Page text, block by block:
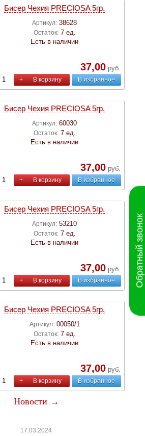
Бисер Чехия PRECIOSA 5гр.
Артикул: 38628
Остаток: 7 ед.
Есть в наличии
37,00руб.
+ В корзину В избранное
Бисер Чехия PRECIOSA 5гр.
Артикул: 60030
Остаток: 7 ед.
Есть в наличии
37,00руб.
+ В корзину В избранное
Бисер Чехия PRECIOSA 5гр.
Артикул: 53210
Остаток: 7 ед.
Есть в наличии
37,00руб.
+ В корзину В избранное
Бисер Чехия PRECIOSA 5гр.
Артикул: 00050/1
Остаток: 7 ед.
Есть в наличии
37,00руб.
+ В корзину В избранное
Новости →
17.03.2024
Обратный звонок